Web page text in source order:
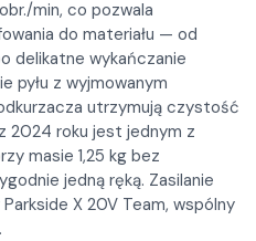
min, co pozwala
do materiału — od
delikatne wykańczanie
pyłu z wyjmowanym
utrzymują czystość
2024 roku jest jednym z
masie 1,25 kg bez
jedną ręką. Zasilanie
X 20V Team, wspólny